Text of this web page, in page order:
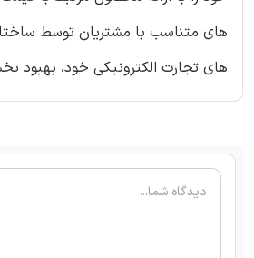
های متناسب با مشتریان توسط
های تجارت الکترونیکی خود، بهبود